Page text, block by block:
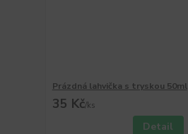
Prázdná lahvička s tryskou 50ml
35 Kč/ks
Detail